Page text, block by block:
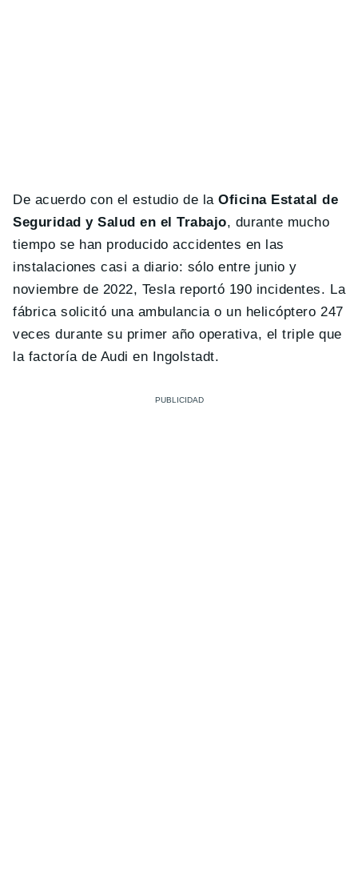
De acuerdo con el estudio de laOficina Estatal de
Seguridad y Salud en el Trabajo, durante mucho
tiempo se han producido accidentes en las
instalaciones casi a diario: sólo entre junio y
noviembre de 2022, Tesla reportó 190 incidentes. La
fábrica solicitó una ambulancia o un helicóptero 247
veces durante su primer año operativa, el triple que
la factoría de Audi en Ingolstadt.